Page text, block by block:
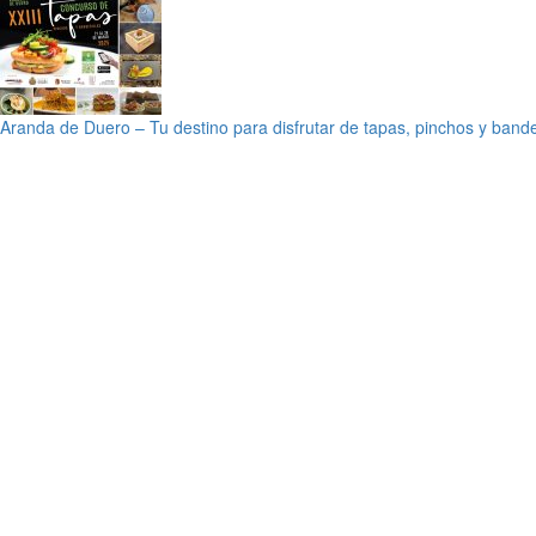
Aranda de Duero – Tu destino para disfrutar de tapas, pinchos y